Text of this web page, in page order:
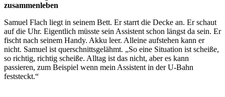
zusammenleben
Samuel Flach liegt in seinem Bett. Er starrt die Decke an. Er schaut
auf die Uhr. Eigentlich müsste sein Assistent schon längst da sein. Er
fischt nach seinem Handy. Akku leer. Alleine aufstehen kann er
nicht. Samuel ist querschnittsgelähmt. „So eine Situation ist scheiße,
so richtig, richtig scheiße. Alltag ist das nicht, aber es kann
passieren, zum Beispiel wenn mein Assistent in der U-Bahn
feststeckt.“